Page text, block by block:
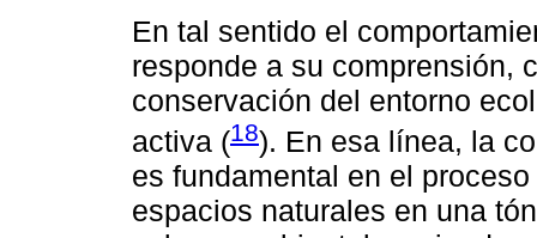
En tal sentido el
responde a su comprensión,
conservación del entorno
activa (18). En esa línea, la
es fundamental en el
espacios naturales en una